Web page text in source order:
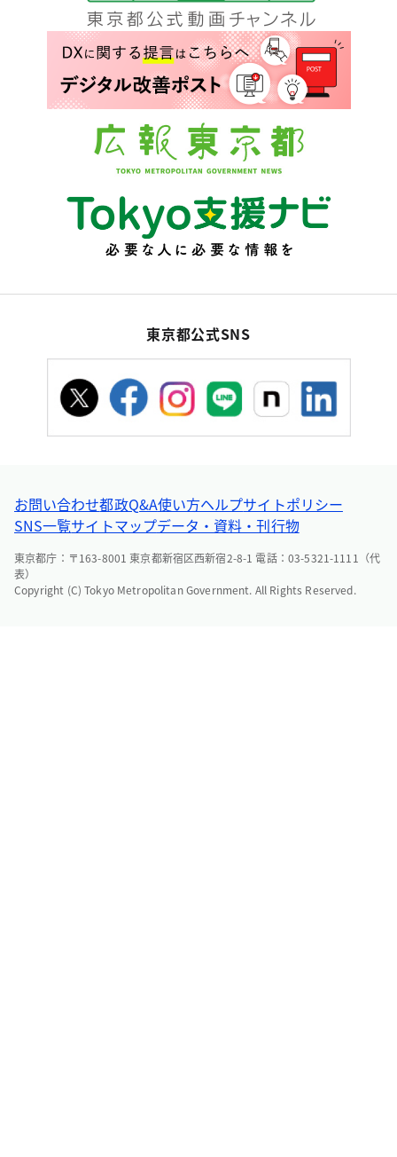
東京都公式SNS
お問い合わせ都政Q&A使い方ヘルプサイトポリシー
SNS一覧サイトマップデータ・資料・刊行物
東京都庁：〒163-8001 東京都新宿区西新宿2-8-1 電話：03-5321-1111（代
表）
Copyright (C) Tokyo Metropolitan Government. All Rights Reserved.